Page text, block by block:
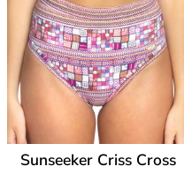
Sunseeker Criss Cross